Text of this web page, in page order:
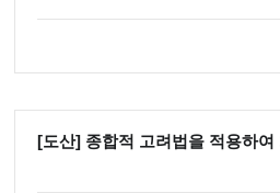
[도산] 종합적 고려법을 적용하